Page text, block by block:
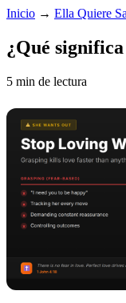
Inicio → Ella Quiere
¿Qué
5 min de lectura